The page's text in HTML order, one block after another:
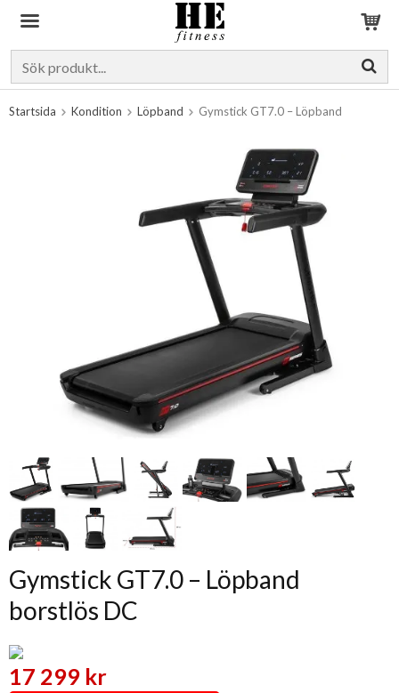
Startsida Kondition Löpband Gymstick GT7.0 – Löpband
Gymstick GT7.0 – Löpband
borstlös DC
17 299 kr